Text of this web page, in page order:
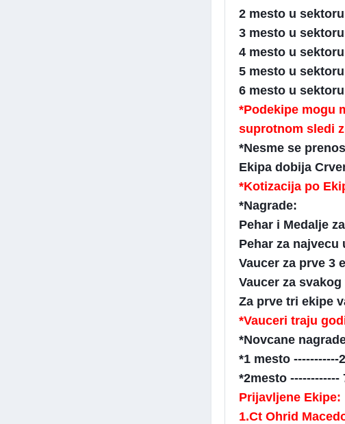
2 mesto u
3 mesto u
4 mesto u
5 mesto u
6 mesto u
*Podekipe mogu
suprotnom sledi
*Nesme se
Ekipa dobija
*Kotizacija po
*Nagrade:
Pehar i Medalje
Pehar za najvecu
Vaucer za prve 3
Vaucer za
Za prve tri ekipe
*Vauceri traju
*Novcane
*1 mesto -----------
*2mesto ------------
Prijavljene Ekipe:
1.Ct Ohrid